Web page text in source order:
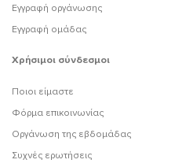
Εγγραφή οργάνωσης
Εγγραφή ομάδας
Χρήσιμοι σύνδεσμοι
Ποιοι είμαστε
Φόρμα επικοινωνίας
Οργάνωση της εβδομάδας
Συχνές ερωτήσεις